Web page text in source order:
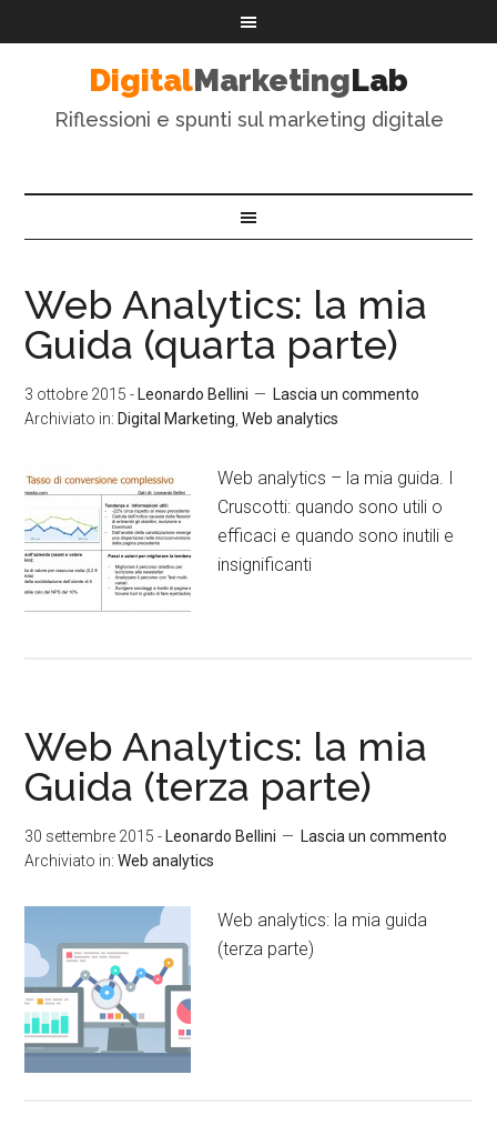
DigitalMarketingLab
Riflessioni e spunti sul marketing digitale
Web Analytics: la mia
Guida (quarta parte)
3 ottobre 2015 - Leonardo Bellini
Lascia un commento
Archiviato in: Digital Marketing ,Web analytics
Web analytics – la mia guida. I
Cruscotti: quando sono utili o
efficaci e quando sono inutili e
insignificanti
Web Analytics: la mia
Guida (terza parte)
30 settembre 2015 - Leonardo Bellini
Lascia un commento
Archiviato in:Web analytics
Web analytics: la mia guida
(terza parte)